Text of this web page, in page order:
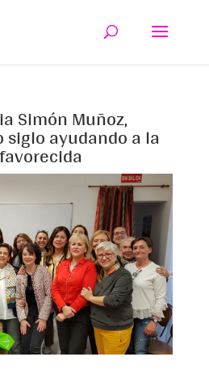
Simón Muñoz,
ayudando a la